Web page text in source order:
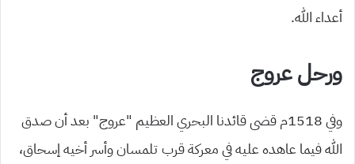
أعداء الله.
ورحل عروج
وفي 1518م قضى قائدنا البحري العظيم “عروج” بعد أن صدق
الله فيما عاهده عليه في معركة قرب تلمسان وأسر أخيه إسحاق،